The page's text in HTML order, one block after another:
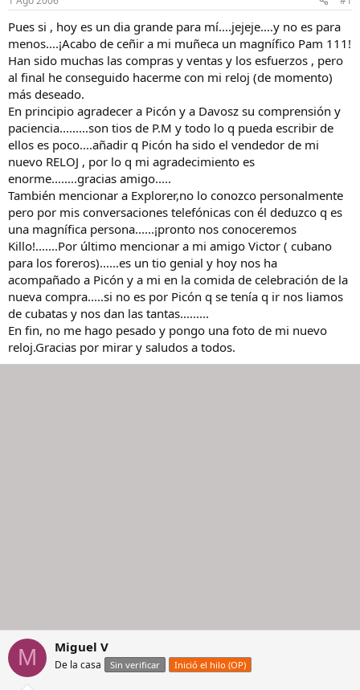
d
e
l
h
i
l
o
i
c
i
o
Pues si , hoy es un dia grande para mí....jejeje....y no es para
menos....¡Acabo de ceñir a mi muñeca un magnífico Pam 111!
Han sido muchas las compras y ventas y los esfuerzos , pero
al final he conseguido hacerme con mi reloj (de momento)
más deseado.
En principio agradecer a Picón y a Davosz su comprensión y
paciencia.........son tios de P.M y todo lo q pueda escribir de
ellos es poco....añadir q Picón ha sido el vendedor de mi
nuevo RELOJ , por lo q mi agradecimiento es
enorme........gracias amigo.....
También mencionar a Explorer,no lo conozco personalmente
pero por mis conversaciones telefónicas con él deduzco q es
una magnífica persona......¡pronto nos conoceremos
Killo!.......Por último mencionar a mi amigo Victor ( cubano
para los foreros)......es un tio genial y hoy nos ha
acompañado a Picón y a mi en la comida de celebración de la
nueva compra.....si no es por Picón q se tenía q ir nos liamos
de cubatas y nos dan las tantas.........
En fin, no me hago pesado y pongo una foto de mi nuevo
reloj.Gracias por mirar y saludos a todos.
M Miguel V
De la casa Sin verificar Inició el hilo (OP)